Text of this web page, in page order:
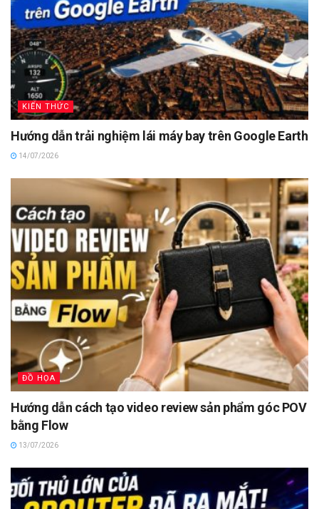
KIẾN THỨC
Hướng dẫn trải nghiệm lái máy bay trên Google Earth
14/07/2026
ĐỒ HỌA
Hướng dẫn cách tạo video review sản phẩm góc POV
bằng Flow
13/07/2026